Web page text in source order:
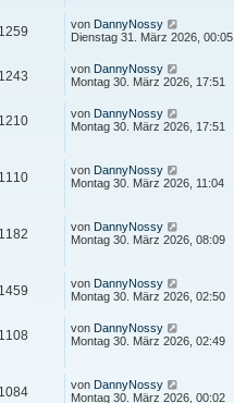
1259 von DannyNossy
Dienstag 31. März 2026, 00:05
1243 von DannyNossy
Montag 30. März 2026, 17:51
1210 von DannyNossy
Montag 30. März 2026, 17:51
1110 von DannyNossy
Montag 30. März 2026, 11:04
1182 von DannyNossy
Montag 30. März 2026, 08:09
1459 von DannyNossy
Montag 30. März 2026, 02:50
1108 von DannyNossy
Montag 30. März 2026, 02:49
1084 von DannyNossy
Montag 30. März 2026, 00:02